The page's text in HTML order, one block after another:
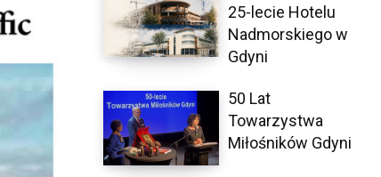
25-lecie Hotelu
Nadmorskiego w
Gdyni
50 Lat
Towarzystwa
Miłośników Gdyni